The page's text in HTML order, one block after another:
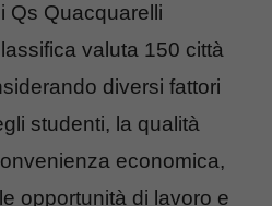
Qs Quacquarelli
valuta 150 città
diversi fattori
studenti, la qualità
economica,
opportunità di lavoro e